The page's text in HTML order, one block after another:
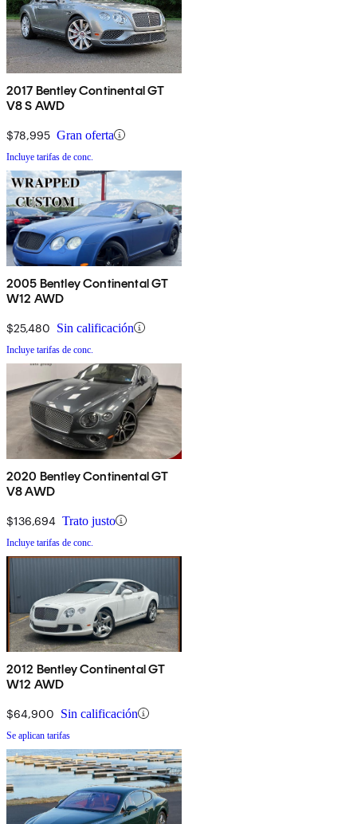
2017 Bentley Continental GT
V8 S AWD
$78,995 Gran oferta
Incluye tarifas de conc.
2005 Bentley Continental GT
W12 AWD
$25,480 Sin calificación
Incluye tarifas de conc.
2020 Bentley Continental GT
V8 AWD
$136,694 Trato justo
Incluye tarifas de conc.
2012 Bentley Continental GT
W12 AWD
$64,900 Sin calificación
Se aplican tarifas